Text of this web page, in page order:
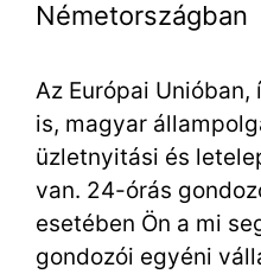
Németországban
Az Európai
is, magyar
üzletnyitási és
van. 24-órás
esetében Ön a mi
gondozói egyéni